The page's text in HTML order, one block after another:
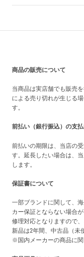
商品の販売について
当商品は実店舗でも販売
による売り切れが生じる
す。
前払い（銀行振込）の支
前払いの期限は、当店の
す。延長したい場合は、
します。
保証書について
一部ブランドに関して、
カー保証とならない場合
修理対応となりますので
新品は2年間、中古品（未
※国内メーカーの商品に関